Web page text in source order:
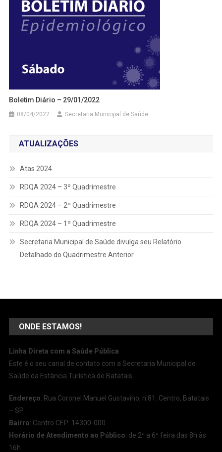
Boletim Diário – 29/01/2022
08/04/2022 Secretaria Municipal de Saúde
ATUALIZAÇÕES
Atas 2024
RDQA 2024 – 3º Quadrimestre
RDQA 2024 – 2º Quadrimestre
RDQA 2024 – 1º Quadrimestre
Secretaria Municipal de Saúde divulga seu Relatório
Detalhado do Quadrimestre Anterior
ONDE ESTAMOS!
Linha Direta com a Saúde Pública
Este é o seu canal de contato com a Secretaria Municipal de
Saúde da Estância Turística de Batatais.
Endereço: Rua Coronel Manuel Gustavino, n.81. Centro, Batatais
– SP
Bairro: Centro CEP: 14300-000
Horário de Atendimento ao Público: de 2ª a 6ª feira das 8h às
16h